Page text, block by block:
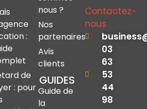
:
de
: pour
nous ?
Nos
partenaires
Avis
clients
GUIDES
Guide de
la
Contactez-
nous
03
63
53
44
98